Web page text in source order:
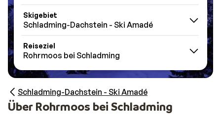
Skigebiet
Schladming-Dachstein - Ski Amadé
Reiseziel
Rohrmoos bei Schladming
Schladming-Dachstein - Ski Amadé
Über Rohrmoos bei Schladming